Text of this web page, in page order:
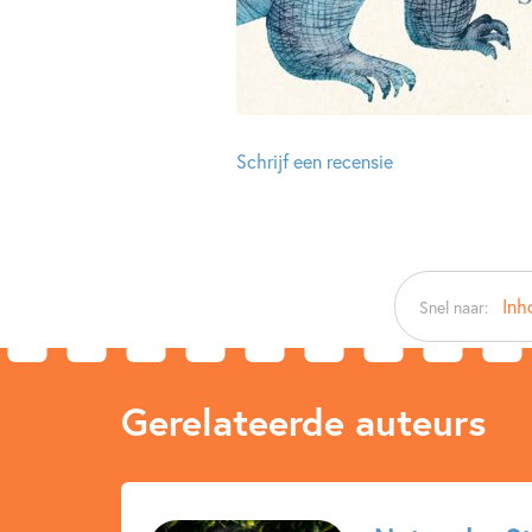
Schrijf een recensie
Snel naar:
Gerelateerde auteurs